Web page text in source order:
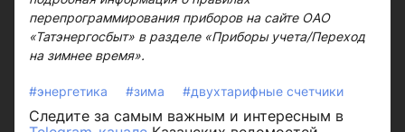
перепрограммирования приборов на сайте ОАО
«Татэнергосбыт» в разделе «Приборы учета/Переход
на зимнее время».
#энергетика #зима #двухтарифные счетчики
Следите за самым важным и интересным в